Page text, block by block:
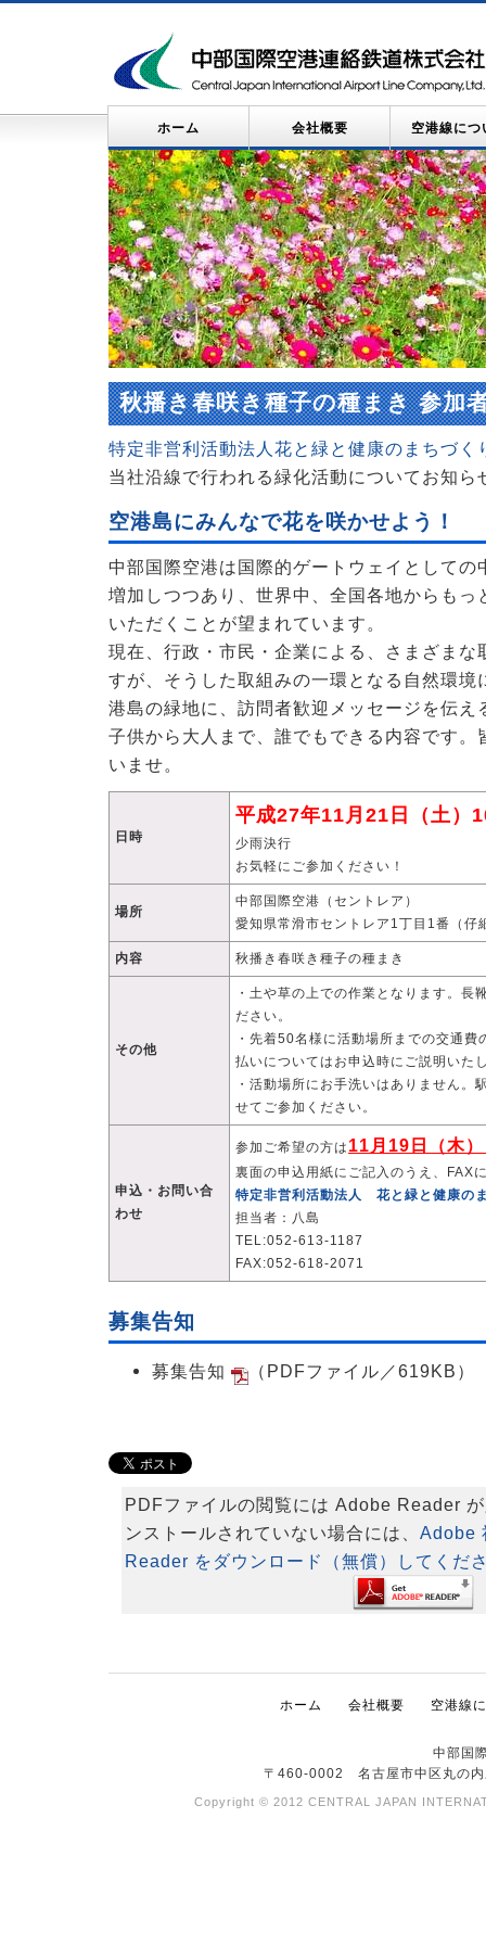
ホーム 会社概要 空港線につ
秋播き春咲き種子の種まき 参加
特定非営利活動法人花と緑と健康のまちづく
当社沿線で行われる緑化活動についてお知ら
空港島にみんなで花を咲かせよう！
中部国際空港は国際的ゲートウェイとして
増加しつつあり、世界中、全国各地からもっ
いただくことが望まれています。
現在、行政・市民・企業による、さまざまな
すが、そうした取組みの一環となる自然環境
港島の緑地に、訪問者歓迎メッセージを伝え
子供から大人まで、誰でもできる内容です。
いませ。
日時
平成27年11月21日（土）
少雨決行
お気軽にご参加ください！
場所
中部国際空港（セントレア）
愛知県常滑市セントレア1丁目1番（仔
内容 秋播き春咲き種子の種まき
その他
・土や草の上での作業となります。長
ださい。
・先着50名様に活動場所までの交通
払いについてはお申込時にご説明いた
・活動場所にお手洗いはありません。
せてご参加ください。
申込・お問い合
わせ
参加ご希望の方は 11月19日（木
裏面の申込用紙にご記入のうえ、FAX
特定非営利活動法人 花と緑と健康の
担当者：八島
TEL:052-613-1187
FAX:052-618-2071
募集告知
募集告知 （PDFファイル／619KB）
PDFファイルの閲覧には Adobe Reader
ンストールされていない場合には、 Adobe
Reader をダウンロード（無償）してくだ
ホーム 会社概要 空港線
中部国
〒460-0002 名古屋市中区丸の
Copyright © 2012 CENTRAL JAPAN